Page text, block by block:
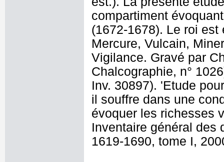
compartiment
(1672-1678). Le roi
Mercure, Vulcain,
Vigilance. Gravé par
Chalcographie, n°
Inv. 30897). 'Etude
il souffre dans une
évoquer les richesses
Inventaire général des
1619-1690, tome I,